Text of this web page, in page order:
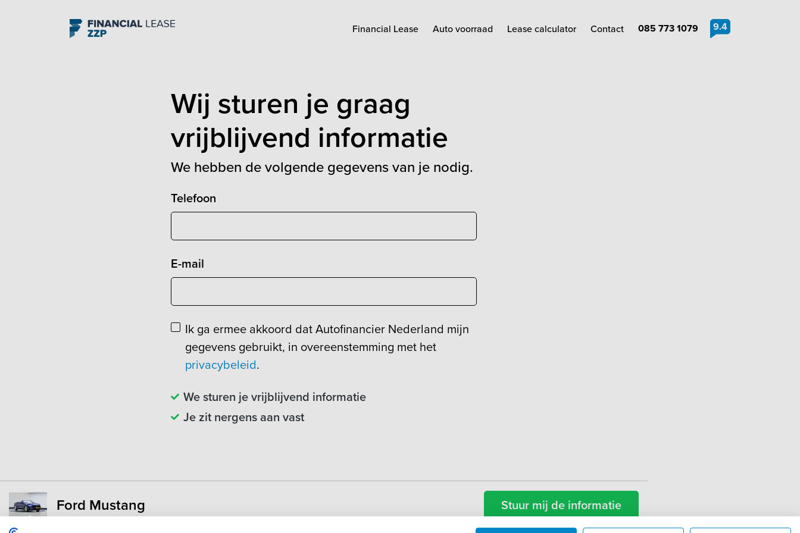
Navigation 9.4
Financial Lease Auto voorraad Lease calculator Contact 085 773 1079
Wij sturen je graag
vrijblijvend informatie
We hebben de volgende gegevens van je nodig.
Telefoon
E-mail
Ik ga ermee akkoord dat Autofinancier Nederland mijn
gegevens gebruikt, in overeenstemming met het
privacybeleid.
We sturen je vrijblijvend informatie
Je zit nergens aan vast
Ford Mustang Stuur mij de informatie